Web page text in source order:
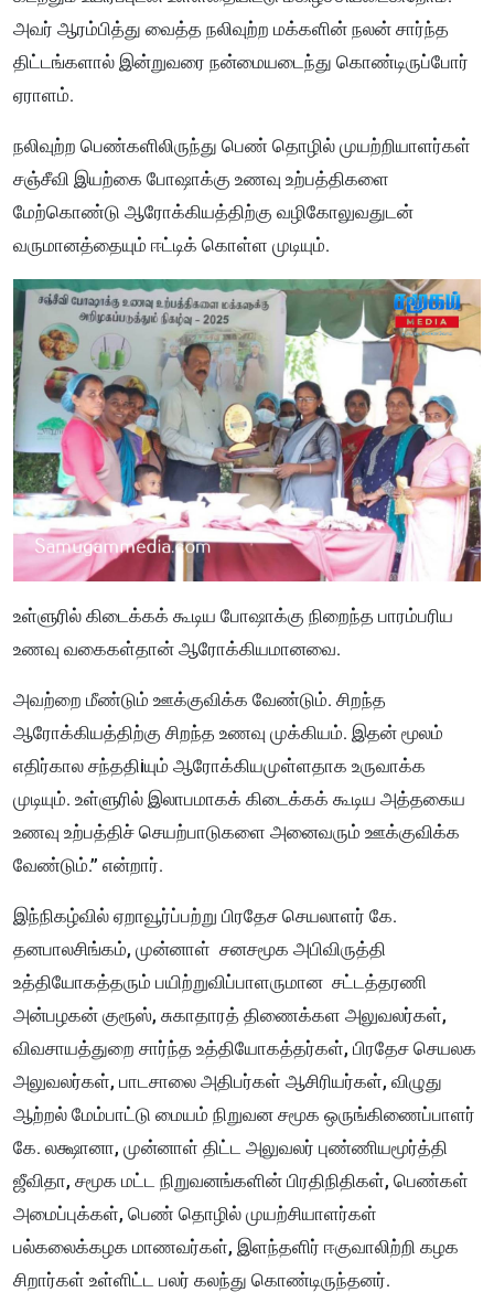
அவர் ஆரம்பித்து வைத்த நலிவுற்ற மக்களின் நலன் சார்ந்த
திட்டங்களால் இன்றுவரை நன்மையடைந்து கொண்டிருப்போர்
ஏராளம்.
நலிவுற்ற பெண்களிலிருந்து பெண் தொழில் முயற்றியாளர்கள்
சஞ்சீவி இயற்கை போஷாக்கு உணவு உற்பத்திகளை
மேற்கொண்டு ஆரோக்கியத்திற்கு வழிகோலுவதுடன்
வருமானத்தையும் ஈட்டிக் கொள்ள முடியும்.
உள்ளுரில் கிடைக்கக் கூடிய போஷாக்கு நிறைந்த பாரம்பரிய
உணவு வகைகள்தான் ஆரோக்கியமானவை.
அவற்றை மீண்டும் ஊக்குவிக்க வேண்டும். சிறந்த
ஆரோக்கியத்திற்கு சிறந்த உணவு முக்கியம். இதன் மூலம்
எதிர்கால சந்ததிiயும் ஆரோக்கியமுள்ளதாக உருவாக்க
முடியும். உள்ளுரில் இலாபமாகக் கிடைக்கக் கூடிய அத்தகைய
உணவு உற்பத்திச் செயற்பாடுகளை அனைவரும் ஊக்குவிக்க
வேண்டும்.” என்றார்.
இந்நிகழ்வில் ஏறாவூர்ப்பற்று பிரதேச செயலாளர் கே.
தனபாலசிங்கம், முன்னாள் சனசமூக அபிவிருத்தி
உத்தியோகத்தரும் பயிற்றுவிப்பாளருமான சட்டத்தரணி
அன்பழகன் குரூஸ், சுகாதாரத் திணைக்கள அலுவலர்கள்,
விவசாயத்துறை சார்ந்த உத்தியோகத்தர்கள், பிரதேச செயலக
அலுவலர்கள், பாடசாலை அதிபர்கள் ஆசிரியர்கள், விழுது
ஆற்றல் மேம்பாட்டு மையம் நிறுவன சமூக ஒருங்கிணைப்பாளர்
கே. லக்ஷானா, முன்னாள் திட்ட அலுவலர் புண்ணியமூர்த்தி
ஜீவிதா, சமூக மட்ட நிறுவனங்களின் பிரதிநிதிகள், பெண்கள்
அமைப்புக்கள், பெண் தொழில் முயற்சியாளர்கள்
பல்கலைக்கழக மாணவர்கள், இளந்தளிர் ஈகுவாலிற்றி கழக
சிறார்கள் உள்ளிட்ட பலர் கலந்து கொண்டிருந்தனர்.